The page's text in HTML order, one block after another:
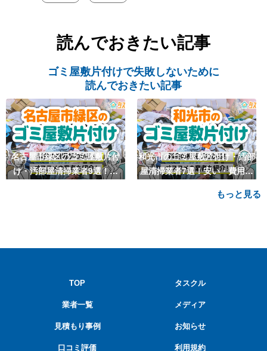
読んでおきたい記事
ゴミ屋敷片付けで失敗しないために
読んでおきたい記事
名古屋市緑区のゴミ屋敷片付
け・汚部屋清掃業者9選！安
和光市のゴミ屋敷片付け・汚部
屋清掃業者7選！安い・費用相
もっと見る
TOP
業者一覧
見積もり事例
口コミ評価
タスクル
メディア
お知らせ
利用規約